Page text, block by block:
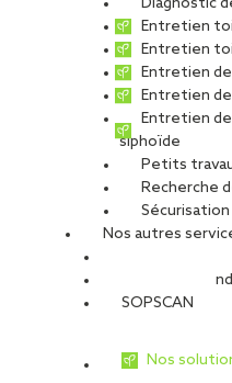
Diagnostic
Entretien
Entretien
Entretien
Entretien
Entretien
siphoïde
Petits
Recherche
Nos autres
Sécurité
SOPSCAN
Nos